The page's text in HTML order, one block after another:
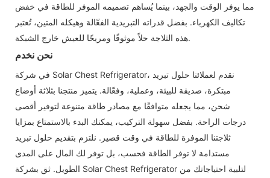
مما يوفر الوقت والجهد، بينما يُساهم تصميمه الموفر للطاقة في خفض
تكاليف الكهرباء. بفضل قدراته التبريدية الفعّالة وهيكله المتين، تُعتبر
هذه الثلاجة حلاً موثوقًا ومريحًا للعيش خارج الشبكة.
نحن نخدم
في شركة Solar Chest Refrigerator، نقدم لعملائنا حلول تبريد
مبتكرة، صديقة للبيئة، وعملية، وفعّالة. يتميز منتجنا بثلاثة أوضاع
شحن، مما يجعله متوافقًا مع مصادر طاقة متنوعة لتوفير أقصى
درجات الراحة. بفضل سهولة التركيب، يمكنك البدء بالاستمتاع بمزايا
ثلاجتنا الموفرة للطاقة في وقت قصير. نلتزم بتقديم حلول تبريد
مستدامة لا توفر الطاقة فحسب، بل توفر لك المال على المدى
الطويل. ثق بشركة Solar Chest Refrigerator لتلبية احتياجاتك من